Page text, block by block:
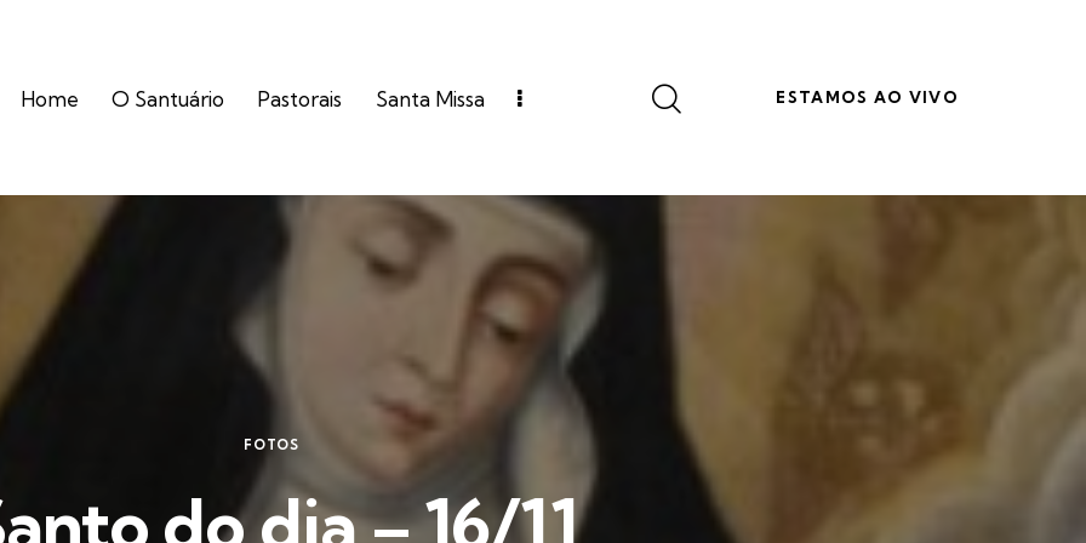
Home O Santuário Pastorais Santa Missa ESTAMOS AO VIVO
FOTOS
do dia – 16/11